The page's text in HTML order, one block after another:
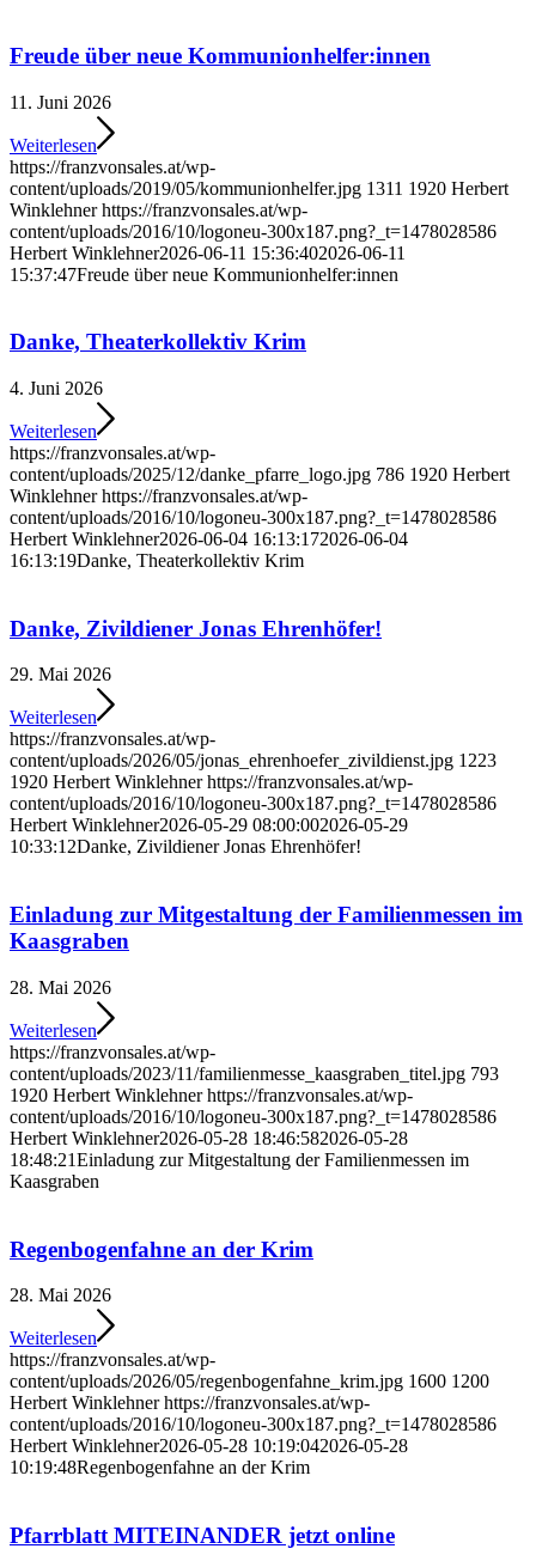
Freude über neue Kommunionhelfer:innen
11. Juni 2026
Weiterlesen
https://franzvonsales.at/wp-
content/uploads/2019/05/kommunionhelfer.jpg 1311 1920 Herbert
Winklehner https://franzvonsales.at/wp-
content/uploads/2016/10/logoneu-300x187.png?_t=1478028586
Herbert Winklehner2026-06-11 15:36:402026-06-11
15:37:47Freude über neue Kommunionhelfer:innen
Danke, Theaterkollektiv Krim
4. Juni 2026
Weiterlesen
https://franzvonsales.at/wp-
content/uploads/2025/12/danke_pfarre_logo.jpg 786 1920 Herbert
Winklehner https://franzvonsales.at/wp-
content/uploads/2016/10/logoneu-300x187.png?_t=1478028586
Herbert Winklehner2026-06-04 16:13:172026-06-04
16:13:19Danke, Theaterkollektiv Krim
Danke, Zivildiener Jonas Ehrenhöfer!
29. Mai 2026
Weiterlesen
https://franzvonsales.at/wp-
content/uploads/2026/05/jonas_ehrenhoefer_zivildienst.jpg 1223
1920 Herbert Winklehner https://franzvonsales.at/wp-
content/uploads/2016/10/logoneu-300x187.png?_t=1478028586
Herbert Winklehner2026-05-29 08:00:002026-05-29
10:33:12Danke, Zivildiener Jonas Ehrenhöfer!
Einladung zur Mitgestaltung der Familienmessen im
Kaasgraben
28. Mai 2026
Weiterlesen
https://franzvonsales.at/wp-
content/uploads/2023/11/familienmesse_kaasgraben_titel.jpg 793
1920 Herbert Winklehner https://franzvonsales.at/wp-
content/uploads/2016/10/logoneu-300x187.png?_t=1478028586
Herbert Winklehner2026-05-28 18:46:582026-05-28
18:48:21Einladung zur Mitgestaltung der Familienmessen im
Kaasgraben
Regenbogenfahne an der Krim
28. Mai 2026
Weiterlesen
https://franzvonsales.at/wp-
content/uploads/2026/05/regenbogenfahne_krim.jpg 1600 1200
Herbert Winklehner https://franzvonsales.at/wp-
content/uploads/2016/10/logoneu-300x187.png?_t=1478028586
Herbert Winklehner2026-05-28 10:19:042026-05-28
10:19:48Regenbogenfahne an der Krim
Pfarrblatt MITEINANDER jetzt online